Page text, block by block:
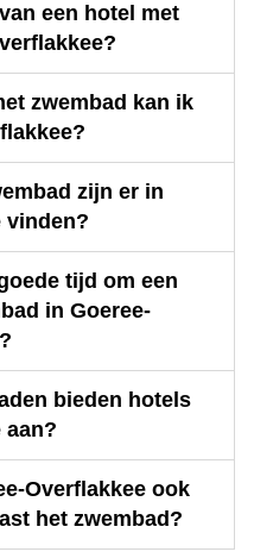
een hotel met
zwembad kan ik
zijn er in
vinden?
tijd om een
in Goeree-
bieden hotels
aan?
Overflakkee ook
het zwembad?